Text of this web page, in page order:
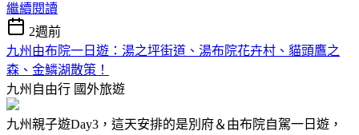
繼續閱讀
2週前
九州由布院一日遊：湯之坪街道、湯布院花卉村、貓頭鷹之
森、金鱗湖散策！
九州自由行 國外旅遊
九州親子遊Day3，這天安排的是別府＆由布院自駕一日遊，